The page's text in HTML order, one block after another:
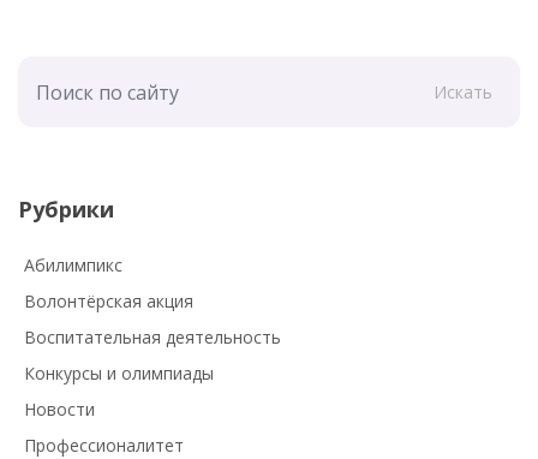
Искать
Рубрики
Абилимпикс
Волонтёрская акция
Воспитательная деятельность
Конкурсы и олимпиады
Новости
Профессионалитет